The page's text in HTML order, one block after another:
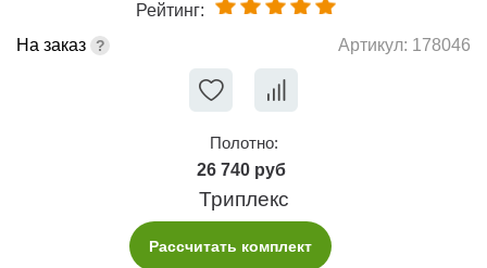
Рейтинг:
На заказ
Артикул: 178046
Полотно:
26 740 руб
Триплекс
Рассчитать комплект